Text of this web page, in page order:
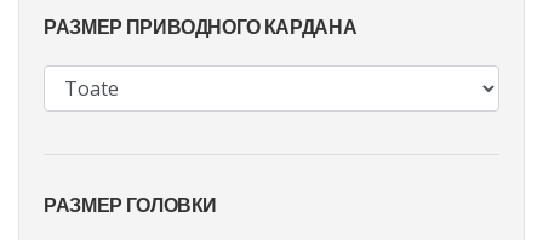
РАЗМЕР ПРИВОДНОГО КАРДАНА
РАЗМЕР ГОЛОВКИ